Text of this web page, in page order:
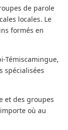
de parole
locales. Le
formés en
Témiscamingue,
spécialisées
et des groupes
où au